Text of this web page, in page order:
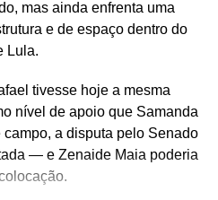
mas ainda enfrenta uma
e de espaço dentro do
Lula.
tivesse hoje a mesma
nível de apoio que Samanda
a disputa pelo Senado
— e Zenaide Maia poderia